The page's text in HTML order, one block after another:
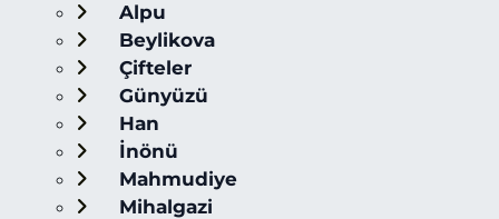
Alpu
Beylikova
Çifteler
Günyüzü
Han
İnönü
Mahmudiye
Mihalgazi